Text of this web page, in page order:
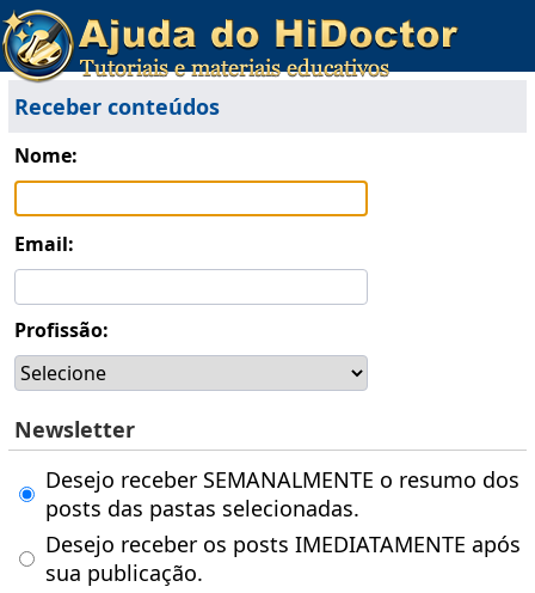
Receber conteúdos
Nome:
Email:
Profissão:
Newsletter
Desejo receber SEMANALMENTE o resumo dos
posts das pastas selecionadas.
Desejo receber os posts IMEDIATAMENTE após
sua publicação.